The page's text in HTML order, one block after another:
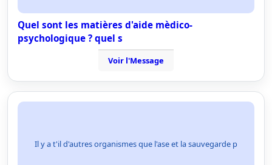
Quel sont les matières d'aide mèdico-
psychologique ? quel s
Voir l'Message
Il y a t'il d'autres organismes que l'ase et la sauvegarde p